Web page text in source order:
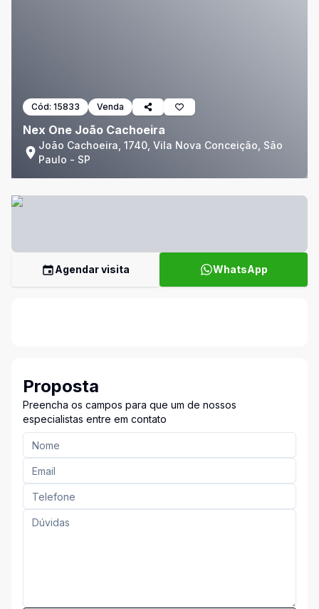
Cód: 15833 Venda
Nex One João Cachoeira
João Cachoeira, 1740, Vila Nova Conceição, São
Paulo - SP
Agendar visita WhatsApp
Proposta
Preencha os campos para que um de nossos
especialistas entre em contato